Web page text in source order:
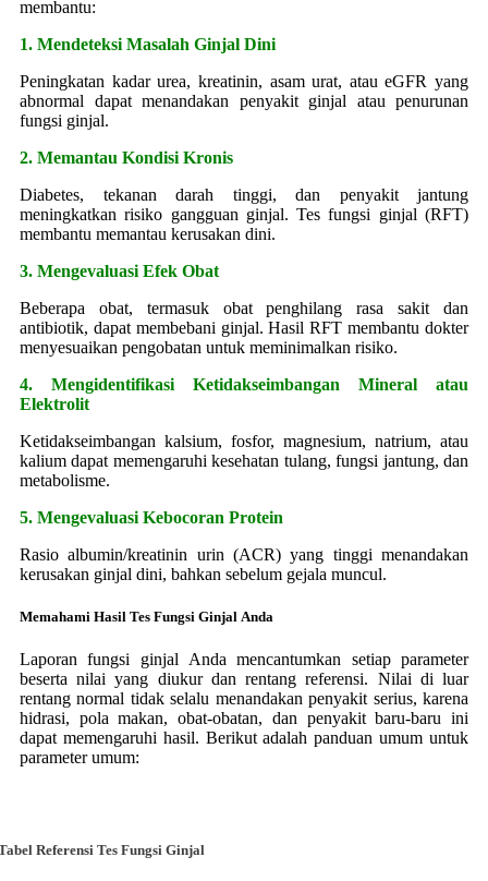
membantu:
1. Mendeteksi Masalah Ginjal Dini
Peningkatan kadar urea, kreatinin, asam urat, atau eGFR yang
abnormal dapat menandakan penyakit ginjal atau penurunan
fungsi ginjal.
2. Memantau Kondisi Kronis
Diabetes, tekanan darah tinggi, dan penyakit jantung
meningkatkan risiko gangguan ginjal. Tes fungsi ginjal (RFT)
membantu memantau kerusakan dini.
3. Mengevaluasi Efek Obat
Beberapa obat, termasuk obat penghilang rasa sakit dan
antibiotik, dapat membebani ginjal. Hasil RFT membantu dokter
menyesuaikan pengobatan untuk meminimalkan risiko.
4. Mengidentifikasi Ketidakseimbangan Mineral atau
Elektrolit
Ketidakseimbangan kalsium, fosfor, magnesium, natrium, atau
kalium dapat memengaruhi kesehatan tulang, fungsi jantung, dan
metabolisme.
5. Mengevaluasi Kebocoran Protein
Rasio albumin/kreatinin urin (ACR) yang tinggi menandakan
kerusakan ginjal dini, bahkan sebelum gejala muncul.
Memahami Hasil Tes Fungsi Ginjal Anda
Laporan fungsi ginjal Anda mencantumkan setiap parameter
beserta nilai yang diukur dan rentang referensi. Nilai di luar
rentang normal tidak selalu menandakan penyakit serius, karena
hidrasi, pola makan, obat-obatan, dan penyakit baru-baru ini
dapat memengaruhi hasil. Berikut adalah panduan umum untuk
parameter umum:
Referensi Tes Fungsi Ginjal